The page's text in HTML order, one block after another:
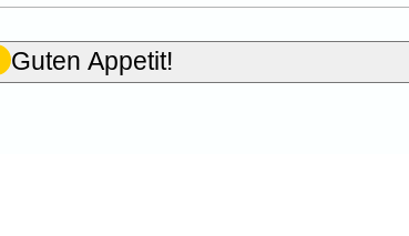
Guten Appetit!